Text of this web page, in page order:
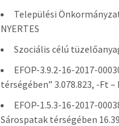
Települési
NYERTES
Szociális célú
EFOP-3.9.2-16-2017-
térségében” 3.078.823, -Ft –
EFOP-1.5.3-16-2017-
Sárospatak térségében